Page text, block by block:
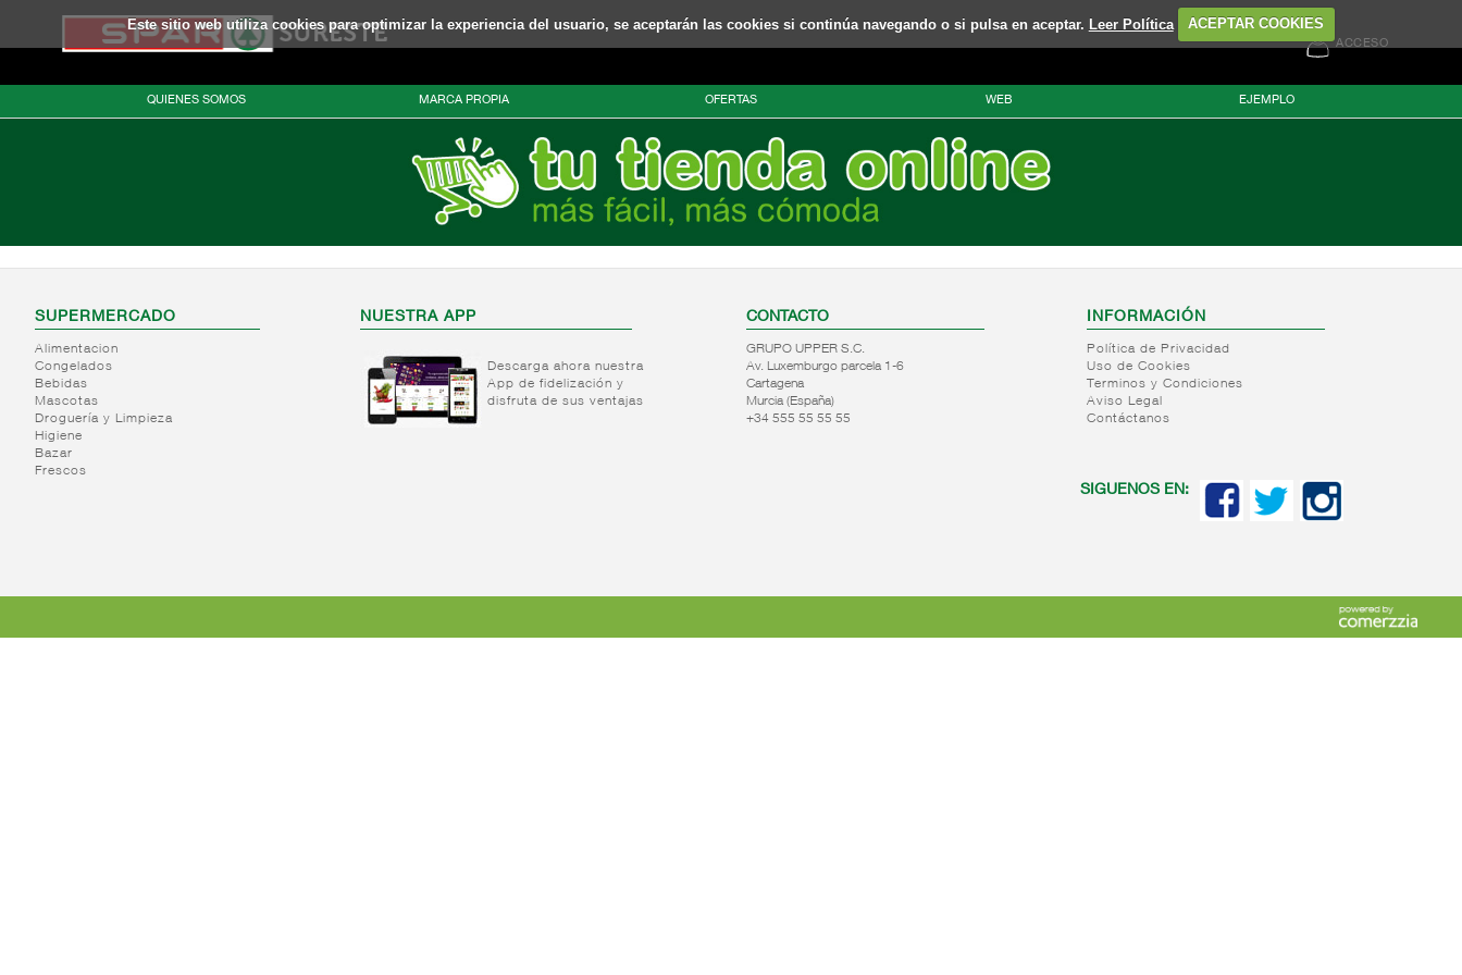
Este sitio web utiliza cookies para optimizar la experiencia del usuario, se aceptarán las cookies si continúa navegando o si pulsa en aceptar. Leer Política ACEPTAR COOKIES
ACCESO
QUIENES SOMOS MARCA PROPIA OFERTAS WEB EJEMPLO
SUPERMERCADO
Alimentacion
Congelados
Bebidas
Mascotas
Droguería y Limpieza
Higiene
Bazar
Frescos
NUESTRA APP
Descarga ahora nuestra
App de fidelización y
disfruta de sus ventajas
CONTACTO
GRUPO UPPER S.C.
Av. Luxemburgo parcela 1-6
Cartagena
Murcia (España)
+34 555 55 55 55
INFORMACIÓN
Política de Privacidad
Uso de Cookies
Terminos y Condiciones
Aviso Legal
Contáctanos
SIGUENOS EN: